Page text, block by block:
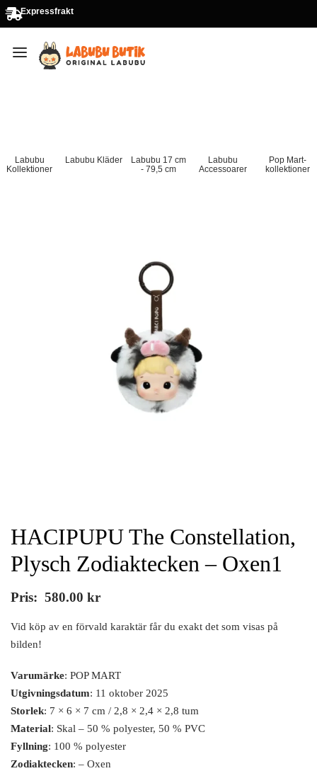
Expressfrakt
Labubu
Kollektioner
Labubu Kläder
Labubu 17 cm
- 79,5 cm
Labubu
Accessoarer
Pop Mart-
kollektioner
HACIPUPU The Constellation,
Plysch Zodiaktecken – Oxen1
Pris: 580.00 kr
Vid köp av en förvald karaktär får du exakt det som visas på
bilden!
Varumärke: POP MART
Utgivningsdatum: 11 oktober 2025
Storlek: 7 × 6 × 7 cm / 2,8 × 2,4 × 2,8 tum
Material: Skal – 50 % polyester, 50 % PVC
Fyllning: 100 % polyester
Zodiaktecken: – Oxen